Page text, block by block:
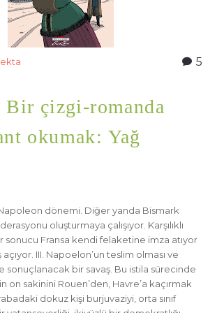
5
Bir çizgi-romanda
okumak: Yağ
dönemi. Diğer yanda Bismark
oluşturmaya çalışıyor. Karşılıklı
Fransa kendi felaketine imza atıyor
açıyor. III. Napoelon’un teslim olması ve
ile sonuçlanacak bir savaş. Bu istila sürecinde
on sakinini Rouen’den, Havre’a kaçırmak
dokuz kişi burjuvaziyi, orta sınıf